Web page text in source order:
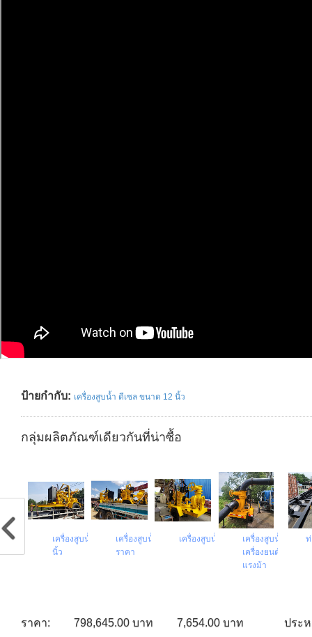
ป้ายกำกับ: เครื่องสูบน้ำ ดีเซล ขนาด 12 นิ้ว
กลุ่มผลิตภัณฑ์เดียวกันที่น่าซื้อ
ญานาค 12 นิ้วเครื่องสูบน้ำ ดีเซล 12
นิ้ว
เครื่องสูบน้ำ 12 นิ้ว
ราคา
เครื่องสูบน้ำ 12 นิ้วเครื่องสูบน้ำ 12 นิ้ว
เครื่องยนต์ ดีเซล
แรงม้า
ราคา: 798,645.00 บาท 7,654.00 บาท
ประห